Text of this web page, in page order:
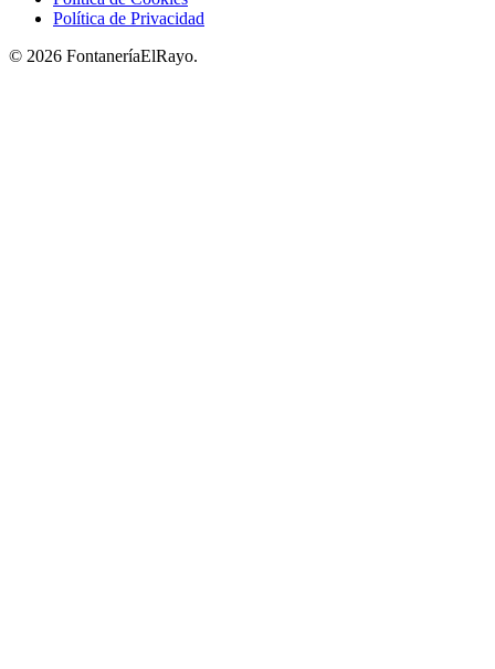
Política de Privacidad
© 2026 FontaneríaElRayo.